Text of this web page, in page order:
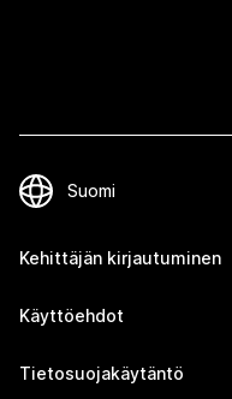
Kehittäjän kirjautuminen
Käyttöehdot
Tietosuojakäytäntö